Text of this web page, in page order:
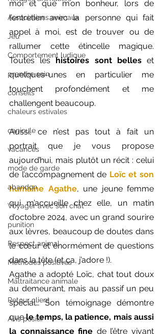
Associations animaux
Jeu
Comportement ludique
prendre soin
conseils
chaleurs estivales
canicule
vacances
mode de garde
abandon
Voyager avec son chat
punition
Respect animal
Méthodes positives
Maltraitance animale
Retour client
Avis positif
moi et que mon bonheur, lors de
l’entretien avec la personne qui fait
appel à moi, est de trouver ou de
rallumer cette étincelle magique.
Toutes les histoires sont belles et
quelques-unes en particulier me
touchent profondément et me
challengent beaucoup.
Aussi, ce n’est pas tout à fait un
portrait que je vous propose
aujourd’hui, mais plutôt un récit : celui
de l’accompagnement de Loïc et son
humaine Agathe, une jeune femme
qui m’accueille chez elle, un matin
d’octobre 2024, avec un grand sourire
aux lèvres, beaucoup de doutes dans
le cœur et énormément de questions
dans la tête (et ça, j’adore !).
Agathe a adopté Loïc, chat tout doux
au demeurant, mais au passif un peu
spécial… Son témoignage démontre
que le temps, la patience, mais aussi
la connaissance fine de l’être vivant